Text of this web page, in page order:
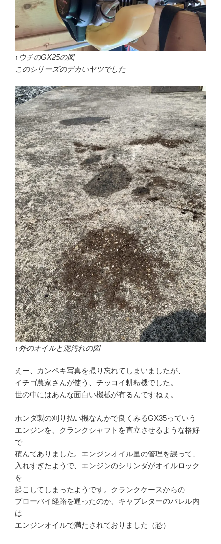
↑ウチのGX25の図
このシリーズのデカいヤツでした
↑外のオイルと泥汚れの図
えー、カンペキ写真を撮り忘れてしまいましたが、
イチゴ農家さんが使う、チッコイ耕耘機でした。
世の中にはあんな面白い機械が有るんですねぇ。
ホンダ製の刈り払い機なんかで良くみるGX35っていう
エンジンを、クランクシャフトを直立させるような格好
で
積んてありました。エンジンオイル量の管理を誤って、
入れすぎたようで、エンジンのシリンダがオイルロック
を
起こしてしまったようです。クランクケースからの
ブローバイ経路を通ったのか、キャブレターのバレル内
は
エンジンオイルで満たされておりました（恐）